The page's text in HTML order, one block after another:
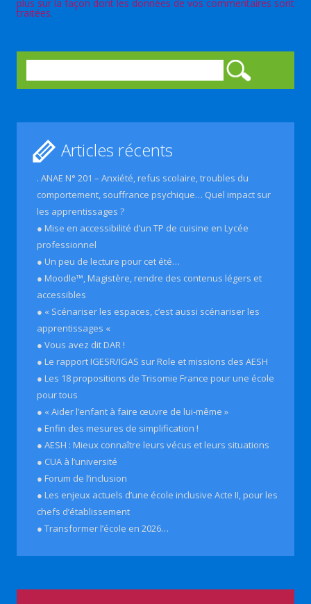
plus sur la façon dont les données de vos commentaires sont
traitées.
Articles récents
. ANAE N° 201 – Anxiété, refus scolaire, troubles du
comportement, souffrance psychique… Quel impact sur
les apprentissages ?
● Mise en accessibilité d’un TP de cuisine en Lycée
professionnel
● Un peu de lecture pour cet été…
● Moodle™, Magistère, rendre des contenus légers et
accessibles
● « Scénariser les espaces, c’est aussi scénariser les
apprentissages «
● Vous avez dit DAR !
● Le rapport IGESR/IGAS sur Role et missions des AESH
● Les 18 propositions de Trisomie France pour une école
pour tous
● « Aider l’enfant à faire œuvre de lui-même »
● Enfin des mesures de simplification !
● AESH : Mieux connaître leurs vécus et leurs situations
● CUA à l’université
● Forum de l’inclusion
● Les enjeux actuels d’une école inclusive Acte II, pour les
chefs d’établissement
● Transformer l’école en 2026…